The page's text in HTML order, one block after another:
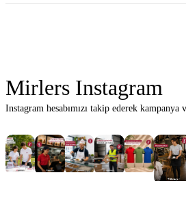
Mirlers Instagram
Instagram hesabımızı takip ederek kampanya